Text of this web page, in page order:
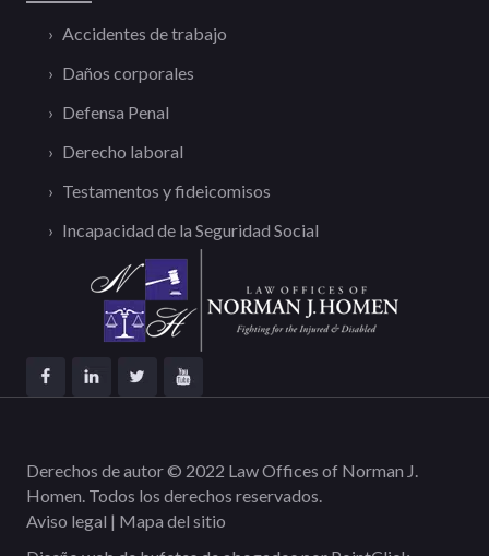
Accidentes de trabajo
Daños corporales
Defensa Penal
Derecho laboral
Testamentos y fideicomisos
Incapacidad de la Seguridad Social
Derechos de autor © 2022 Law Offices of Norman J.
Homen. Todos los derechos reservados.
Aviso legal | Mapa del sitio